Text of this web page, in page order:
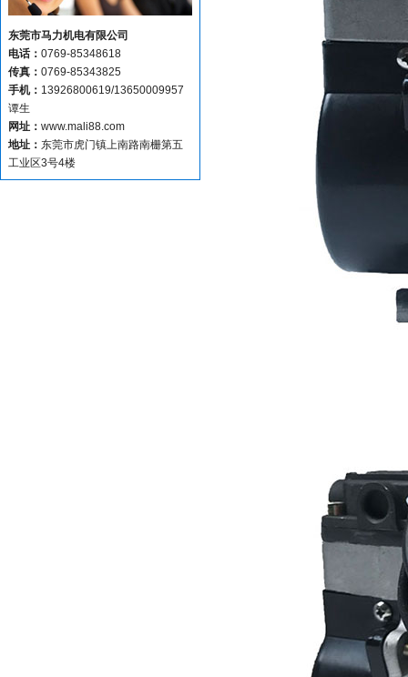
东莞市马力机电有限公司
电话： 0769-85348618
传真： 0769-85343825
手机： 13926800619/13650009957
谭生
网址： www.mali88.com
地址： 东莞市虎门镇上南路南栅第五
工业区3号4楼